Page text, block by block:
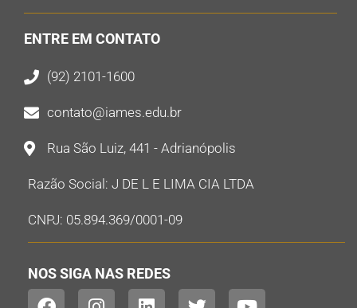
ENTRE EM CONTATO
(92) 2101-1600
contato@iames.edu.br
Rua São Luiz, 441 - Adrianópolis
Razão Social: J DE L E LIMA CIA LTDA
CNPJ: 05.894.369/0001-09
NOS SIGA NAS REDES